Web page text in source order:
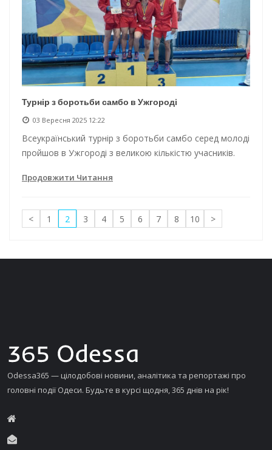
Турнір з боротьби самбо в Ужгороді
03 Вересня 2025 12:22
Всеукраїнський турнір з боротьби самбо серед молоді
пройшов в Ужгороді з великою кількістю учасників.
Продовжити Читання
< 1 2 3 4 5 6 7 8 10 >
Odessa365 — цілодобові новини, аналітика та репортажі про
головні події Одеси. Будьте в курсі щодня, 365 днів на рік!